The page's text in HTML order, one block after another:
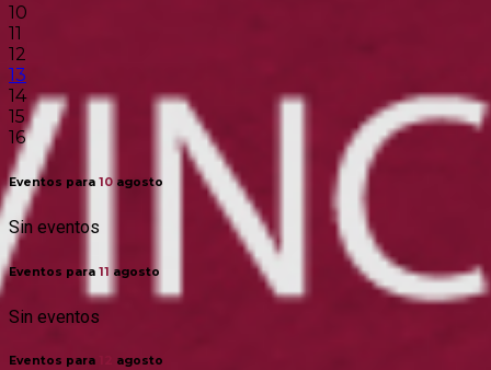
10
11
12
13
14
15
16
Eventos para 10 agosto
Sin eventos
Eventos para 11 agosto
Sin eventos
Eventos para agosto